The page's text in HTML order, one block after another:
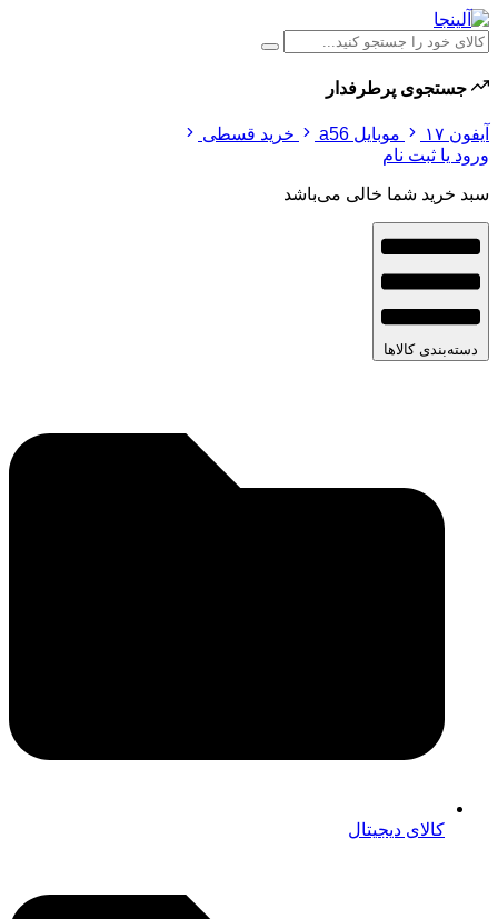
جستجوی پرطرفدار
آیفون ۱۷ موبایل a56
خرید قسطی
ورود یا ثبت نام
سبد خرید شما خالی می‌باشد
دسته‌بندی کالاها
کالای دیجیتال